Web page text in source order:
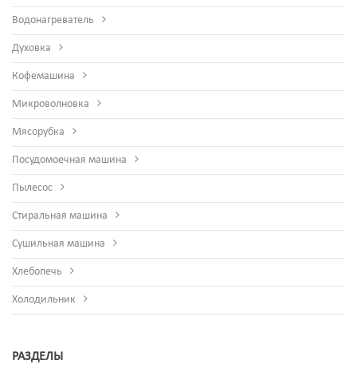
Водонагреватель
Духовка
Кофемашина
Микроволновка
Мясорубка
Посудомоечная машина
Пылесос
Стиральная машина
Сушильная машина
Хлебопечь
Холодильник
РАЗДЕЛЫ